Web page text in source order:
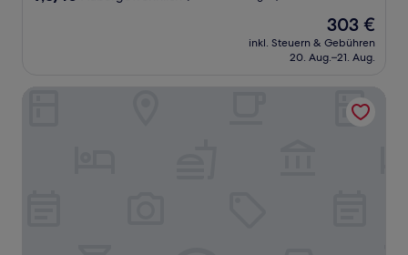
Der
Preis
beträgt
303 €
inkl. Steuern & Gebühren
20. Aug.–21. Aug.